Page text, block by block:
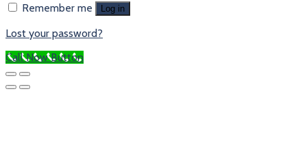
Remember me
Log in
Lost your password?
Call Now Button